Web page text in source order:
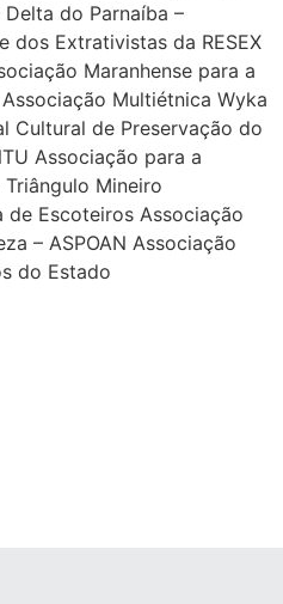
do Parnaíba –
dos Extrativistas da RESEX
Maranhense para a
Multiétnica Wyka
Cultural de Preservação do
Associação para a
Mineiro
de Escoteiros Associação
– ASPOAN Associação
do Estado